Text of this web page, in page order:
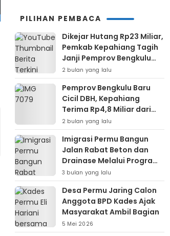
PILIHAN PEMBACA
Dikejar Hutang Rp23 Miliar,
Pemkab Kepahiang Tagih
Janji Pemprov Bengkulu
Cairkan DBH
2 bulan yang lalu
Pemprov Bengkulu Baru
Cicil DBH, Kepahiang
Terima Rp4,8 Miliar dari
Piutang Rp24 Miliar
2 bulan yang lalu
Imigrasi Permu Bangun
Jalan Rabat Beton dan
Drainase Melalui Program
Padat Karya Tunai
3 bulan yang lalu
Desa Permu Jaring Calon
Anggota BPD Kades Ajak
Masyarakat Ambil Bagian
5 Mei 2026